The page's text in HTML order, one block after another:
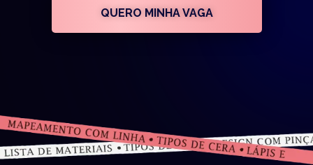
QUERO MINHA VAGA